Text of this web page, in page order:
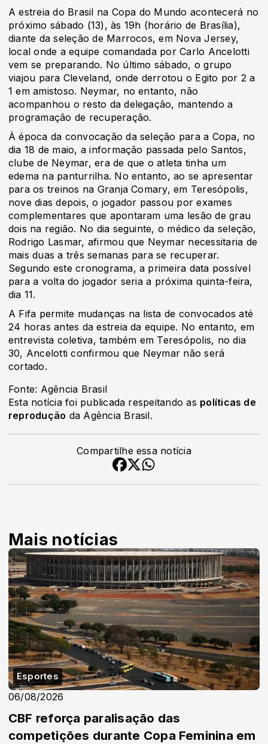
A estreia do Brasil na Copa do Mundo acontecerá no
próximo sábado (13), às 19h (horário de Brasília),
diante da seleção de Marrocos, em Nova Jersey,
local onde a equipe comandada por Carlo Ancelotti
vem se preparando. No último sábado, o grupo
viajou para Cleveland, onde derrotou o Egito por 2 a
1 em amistoso. Neymar, no entanto, não
acompanhou o resto da delegação, mantendo a
programação de recuperação.
À época da convocação da seleção para a Copa, no
dia 18 de maio, a informação passada pelo Santos,
clube de Neymar, era de que o atleta tinha um
edema na panturrilha. No entanto, ao se apresentar
para os treinos na Granja Comary, em Teresópolis,
nove dias depois, o jogador passou por exames
complementares que apontaram uma lesão de grau
dois na região. No dia seguinte, o médico da seleção,
Rodrigo Lasmar, afirmou que Neymar necessitaria de
mais duas a três semanas para se recuperar.
Segundo este cronograma, a primeira data possível
para a volta do jogador seria a próxima quinta-feira,
dia 11.
A Fifa permite mudanças na lista de convocados até
24 horas antes da estreia da equipe. No entanto, em
entrevista coletiva, também em Teresópolis, no dia
30, Ancelotti confirmou que Neymar não será
cortado.
Fonte: Agência Brasil
Esta notícia foi publicada respeitando as políticas de
reprodução da Agência Brasil.
Compartilhe essa notícia
Mais notícias
Esportes
06/08/2026
CBF reforça paralisação das
competições durante Copa Feminina em